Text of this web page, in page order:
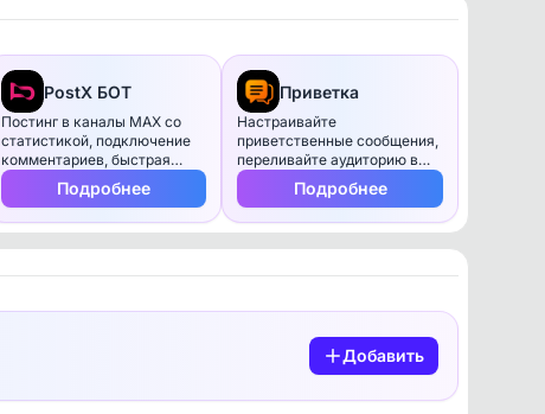
PostX БОТ
Постинг в каналы MAX со
статистикой, подключение
комментариев, быстрая
пересылка постов из
Telegram в MAX
Подробнее
Приветка
Настраивайте
приветственные сообщения,
переливайте аудиторию в
другие проекты, копите базу
подписчиковПодробнее
Добавить